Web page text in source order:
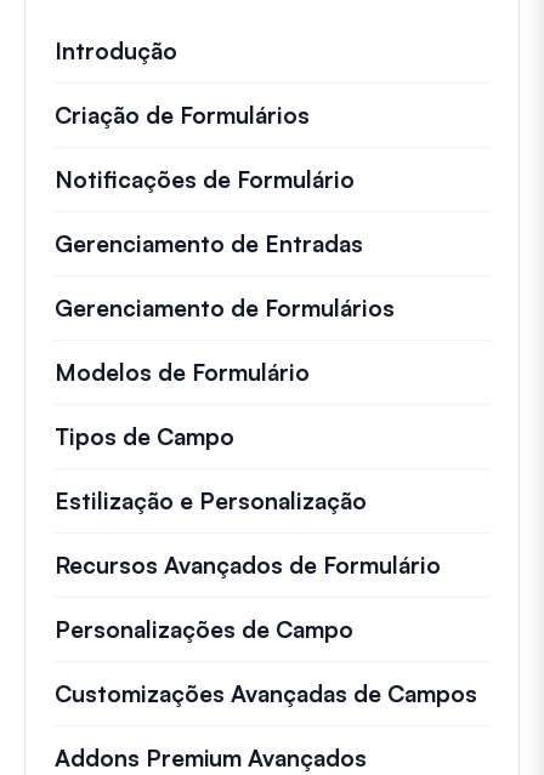
Introdução
Criação de Formulários
Notificações de Formulário
Gerenciamento de Entradas
Gerenciamento de Formulários
Modelos de Formulário
Tipos de Campo
Estilização e Personalização
Recursos Avançados de Formulário
Personalizações de Campo
Customizações Avançadas de Campos
Addons Premium Avançados